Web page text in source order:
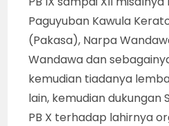
Paguyuban Kawula
(Pakasa), Narpa
Wandawa dan
kemudian tiadanya
lain, kemudian dukungan
PB X terhadap lahirnya